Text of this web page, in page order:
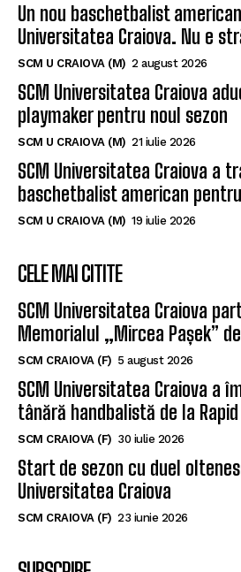
Un nou baschetbalist
Universitatea Craiova. Nu e
SCM U CRAIOVA (M) 2 august 2026
SCM Universitatea Craiova
playmaker pentru noul sezon
SCM U CRAIOVA (M) 21 iulie 2026
SCM Universitatea Craiova a
baschetbalist american
SCM U CRAIOVA (M) 19 iulie 2026
CELE MAI CITITE
SCM Universitatea Craiova
Memorialul „Mircea Pașek”
SCM CRAIOVA (F) 5 august 2026
SCM Universitatea Craiova a
tânără handbalistă de la
SCM CRAIOVA (F) 30 iulie 2026
Start de sezon cu duel
Universitatea Craiova
SCM CRAIOVA (F) 23 iunie 2026